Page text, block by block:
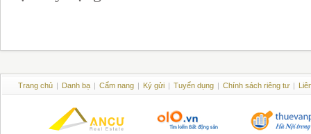
Trang chủ | Danh bạ | Cẩm nang | Ký gửi | Tuyển dụng | Chính sách riêng tư |